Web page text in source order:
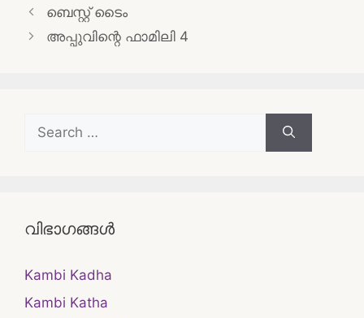
Post
navigation
ബെസ്റ്റ് ടൈം
അപ്പുവിന്റെ ഫാമിലി 4
Search
for:
വിഭാഗങ്ങൾ
Kambi Kadha
Kambi Katha